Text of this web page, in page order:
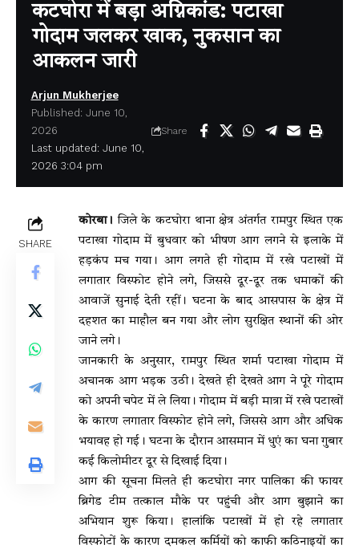
कटघोरा में बड़ा अग्निकांड: पटाखा
गोदाम जलकर खाक, नुकसान का
आकलन जारी
Last updated: June 10,
2026 3:04 pm
Arjun Mukherjee
Published: June 10,
2026
Share
SHARE
कोरबा। जिले के कटघोरा थाना क्षेत्र अंतर्गत रामपुर स्थित एक
पटाखा गोदाम में बुधवार को भीषण आग लगने से इलाके में
हड़कंप मच गया। आग लगते ही गोदाम में रखे पटाखों में
लगातार विस्फोट होने लगे, जिससे दूर-दूर तक धमाकों की
आवाजें सुनाई देती रहीं। घटना के बाद आसपास के क्षेत्र में
दहशत का माहौल बन गया और लोग सुरक्षित स्थानों की ओर
जाने लगे।
जानकारी के अनुसार, रामपुर स्थित शर्मा पटाखा गोदाम में
अचानक आग भड़क उठी। देखते ही देखते आग ने पूरे गोदाम
को अपनी चपेट में ले लिया। गोदाम में बड़ी मात्रा में रखे पटाखों
के कारण लगातार विस्फोट होने लगे, जिससे आग और अधिक
भयावह हो गई। घटना के दौरान आसमान में धुएं का घना गुबार
कई किलोमीटर दूर से दिखाई दिया।
आग की सूचना मिलते ही कटघोरा नगर पालिका की फायर
ब्रिगेड टीम तत्काल मौके पर पहुंची और आग बुझाने का
अभियान शुरू किया। हालांकि पटाखों में हो रहे लगातार
विस्फोटों के कारण दमकल कर्मियों को काफी कठिनाइयों का